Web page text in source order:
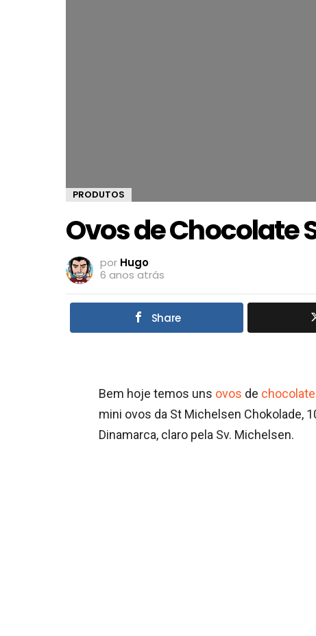
PRODUTOS
Ovos de Chocolate
por Hugo
6 anos atrás
Share
Bem hoje temos uns ovos de chocolate
mini ovos da St Michelsen Chokolade,
Dinamarca, claro pela Sv. Michelsen.